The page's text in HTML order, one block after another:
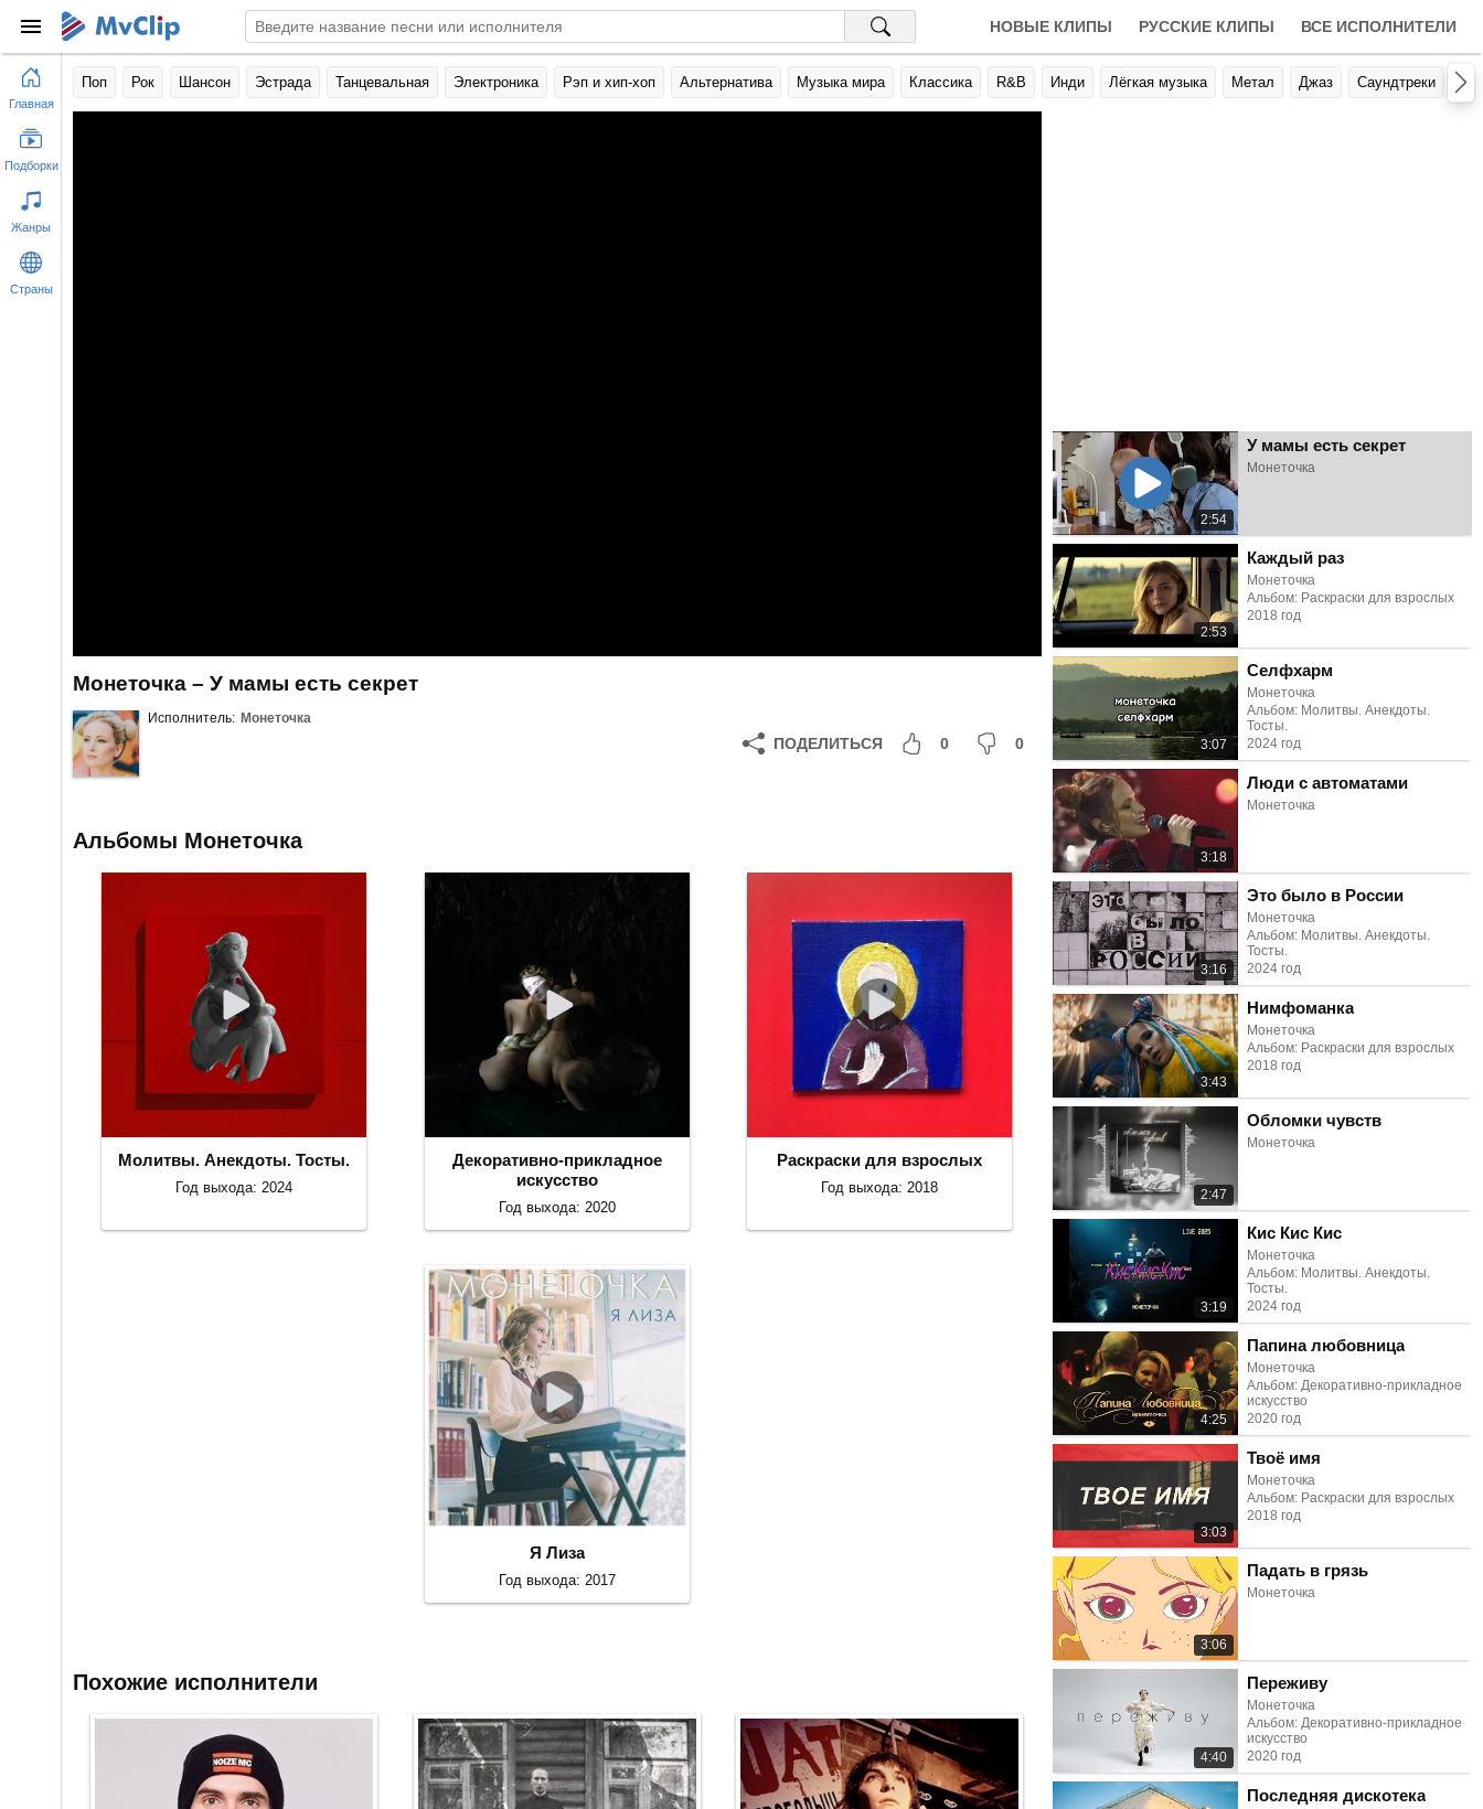
НОВЫЕ КЛИПЫ РУССКИЕ КЛИПЫ ВСЕ ИСПОЛНИТЕЛИ
Поп Рок Шансон Эстрада Танцевальная Электроника Рэп и хип-хоп Альтернатива Музыка мира Классика R&B Инди Лёгкая музыка Метал Джаз Саундтреки
Монеточка – У мамы есть секрет
Исполнитель: Монеточка
ПОДЕЛИТЬСЯ 0 0
2:54
У мамы есть секрет
Монеточка
2:53
Каждый раз
Монеточка
Альбом: Раскраски для взрослых
2018 год
3:07
Селфхарм
Монеточка
Альбом: Молитвы. Анекдоты.
Тосты.
2024 год
3:18
Люди с автоматами
Монеточка
3:16
Это было в России
Монеточка
Альбом: Молитвы. Анекдоты.
Тосты.
2024 год
3:43
Нимфоманка
Монеточка
Альбом: Раскраски для взрослых
2018 год
2:47
Обломки чувств
Монеточка
3:19
Кис Кис Кис
Монеточка
Альбом: Молитвы. Анекдоты.
Тосты.
2024 год
4:25
Папина любовница
Монеточка
Альбом: Декоративно-прикладное
искусство
2020 год
3:03
Твоё имя
Монеточка
Альбом: Раскраски для взрослых
2018 год
3:06
Падать в грязь
Монеточка
4:40
Переживу
Монеточка
Альбом: Декоративно-прикладное
искусство
2020 год
Последняя дискотека
Альбомы Монеточка
Молитвы. Анекдоты. Тосты.
Год выхода: 2024
Декоративно-прикладное
искусство
Год выхода: 2020
Раскраски для взрослых
Год выхода: 2018
Я Лиза
Год выхода: 2017
Похожие исполнители
Главная
Подборки
Жанры
Страны